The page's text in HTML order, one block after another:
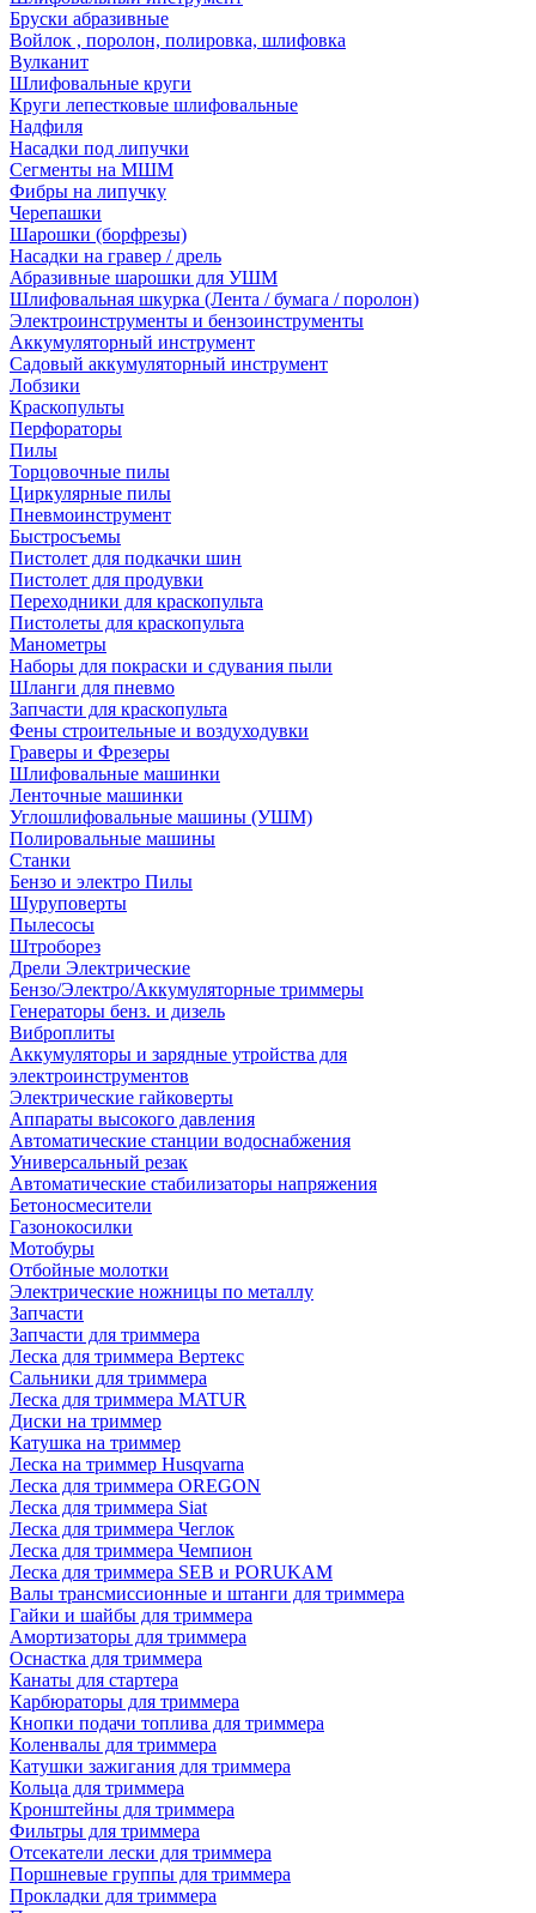
Бруски абразивные
Войлок , поролон, полировка, шлифовка
Вулканит
Шлифовальные круги
Круги лепестковые шлифовальные
Надфиля
Насадки под липучки
Сегменты на МШМ
Фибры на липучку
Черепашки
Шарошки (борфрезы)
Насадки на гравер / дрель
Абразивные шарошки для УШМ
Шлифовальная шкурка (Лента / бумага / поролон)
Электроинструменты и бензоинструменты
Аккумуляторный инструмент
Садовый аккумуляторный инструмент
Лобзики
Краскопульты
Перфораторы
Пилы
Торцовочные пилы
Циркулярные пилы
Пневмоинструмент
Быстросъемы
Пистолет для подкачки шин
Пистолет для продувки
Переходники для краскопульта
Пистолеты для краскопульта
Манометры
Наборы для покраски и сдувания пыли
Шланги для пневмо
Запчасти для краскопульта
Фены строительные и воздуходувки
Граверы и Фрезеры
Шлифовальные машинки
Ленточные машинки
Углошлифовальные машины (УШМ)
Полировальные машины
Станки
Бензо и электро Пилы
Шуруповерты
Пылесосы
Штроборез
Дрели Электрические
Бензо/Электро/Аккумуляторные триммеры
Генераторы бенз. и дизель
Виброплиты
Аккумуляторы и зарядные утройства для
электроинструментов
Электрические гайковерты
Аппараты высокого давления
Автоматические станции водоснабжения
Универсальный резак
Автоматические стабилизаторы напряжения
Бетоносмесители
Газонокосилки
Мотобуры
Отбойные молотки
Электрические ножницы по металлу
Запчасти
Запчасти для триммера
Леска для триммера Вертекс
Сальники для триммера
Леска для триммера MATUR
Диски на триммер
Катушка на триммер
Леска на триммер Husqvarna
Леска для триммера OREGON
Леска для триммера Siat
Леска для триммера Чеглок
Леска для триммера Чемпион
Леска для триммера SEB и PORUKAM
Валы трансмиссионные и штанги для триммера
Гайки и шайбы для триммера
Амортизаторы для триммера
Оснастка для триммера
Канаты для стартера
Карбюраторы для триммера
Кнопки подачи топлива для триммера
Коленвалы для триммера
Катушки зажигания для триммера
Кольца для триммера
Кронштейны для триммера
Фильтры для триммера
Отсекатели лески для триммера
Поршневые группы для триммера
Прокладки для триммера